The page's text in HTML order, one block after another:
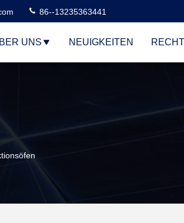
86--13235363441
UNS NEUIGKEITEN